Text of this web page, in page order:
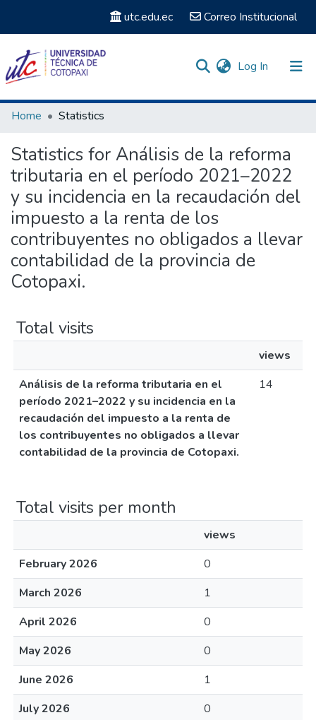
utc.edu.ec Correo Institucional
Log In (current)
Communities & Collections
Home Statistics
Statistics for Análisis de la reforma
tributaria en el período 2021–2022
y su incidencia en la recaudación del
impuesto a la renta de los
contribuyentes no obligados a llevar
contabilidad de la provincia de
Cotopaxi.
Total visits
views
Análisis de la reforma tributaria en el
período 2021–2022 y su incidencia en la
recaudación del impuesto a la renta de
los contribuyentes no obligados a llevar
contabilidad de la provincia de Cotopaxi.
14
Total visits per month
views
February 2026
0
March 2026
1
April 2026
0
May 2026
0
June 2026
1
July 2026
0